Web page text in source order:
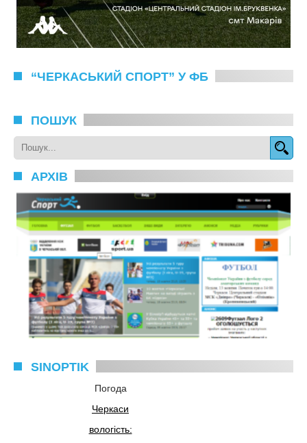
“ЧЕРКАСЬКИЙ СПОРТ” У ФБ
ПОШУК
АРХІВ
SINOPTIK
Погода
Черкаси
вологість: